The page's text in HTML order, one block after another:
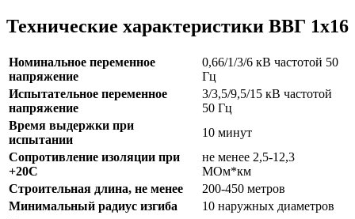
Технические характеристики ВВГ 1х16
Номинальное переменное
напряжение
0,66/1/3/6 кВ частотой 50
Гц
Испытательное переменное
напряжение
3/3,5/9,5/15 кВ частотой
50 Гц
Время выдержки при
испытании
10 минут
Сопротивление изоляции при
+20С
не менее 2,5-12,3
МОм*км
Строительная длина, не менее
200-450 метров
Минимальный радиус изгиба
10 наружных диаметров